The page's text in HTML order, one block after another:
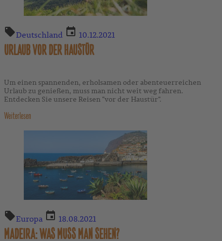
Deutschland 10.12.2021
URLAUB VOR DER HAUSTÜR
Um einen spannenden, erholsamen oder abenteuerreichen
Urlaub zu genießen, muss man nicht weit weg fahren.
Entdecken Sie unsere Reisen "vor der Haustür".
Weiterlesen
Europa 18.08.2021
MADEIRA: WAS MUSS MAN SEHEN?